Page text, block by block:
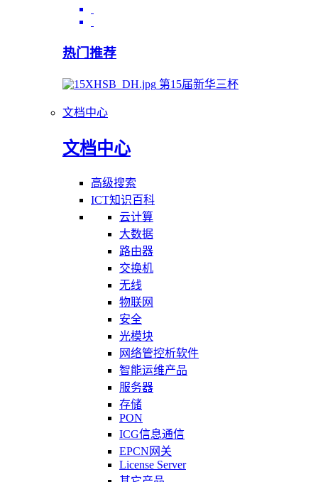
热门推荐
第15届新华三杯
文档中心
文档中心
高级搜索
ICT知识百科
云计算
大数据
路由器
交换机
无线
物联网
安全
光模块
网络管控析软件
智能运维产品
服务器
存储
PON
ICG信息通信
EPCN网关
License Server